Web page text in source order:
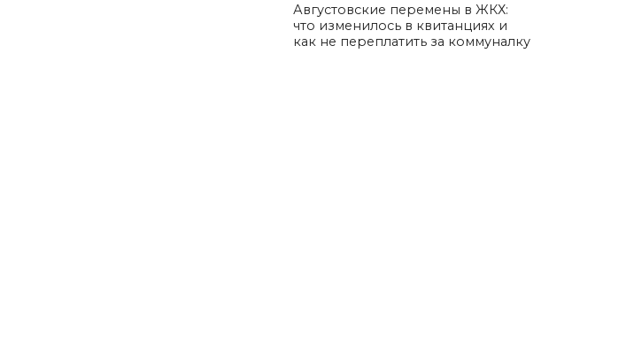
Августовские перемены в ЖКХ:
что изменилось в квитанциях и
как не переплатить за коммуналку